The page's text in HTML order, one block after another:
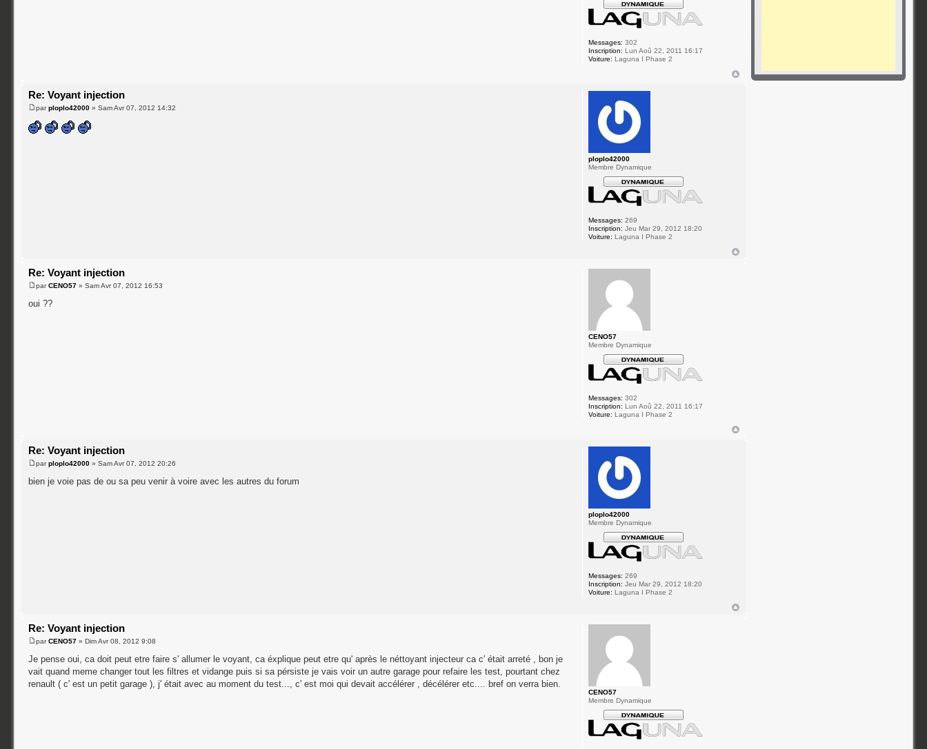
Messages: 302
Inscription: Lun Aoû 22, 2011 16:17
Voiture: Laguna I Phase 2
Re: Voyant injection
parploplo42000 » Sam Avr 07, 2012 14:32
ploplo42000
Membre Dynamique
Messages: 269
Inscription: Jeu Mar 29, 2012 18:20
Voiture: Laguna I Phase 2
Re: Voyant injection
parCENO57 » Sam Avr 07, 2012 16:53
oui ??
CENO57
Membre Dynamique
Messages: 302
Inscription: Lun Aoû 22, 2011 16:17
Voiture: Laguna I Phase 2
Re: Voyant injection
parploplo42000 » Sam Avr 07, 2012 20:26
bien je voie pas de ou sa peu venir à voire avec les autres du forum
ploplo42000
Membre Dynamique
Messages: 269
Inscription: Jeu Mar 29, 2012 18:20
Voiture: Laguna I Phase 2
Re: Voyant injection
parCENO57 » Dim Avr 08, 2012 9:08
Je pense oui, ca doit peut etre faire s' allumer le voyant, ca éxplique peut etre qu' après le néttoyant injecteur ca c' était arreté , bon je
vait quand meme changer tout les filtres et vidange puis si sa pérsiste je vais voir un autre garage pour refaire les test, pourtant chez
renault ( c' est un petit garage ), j' était avec au moment du test..., c' est moi qui devait accélérer , décélérer etc.... bref on verra bien.
CENO57
Membre Dynamique